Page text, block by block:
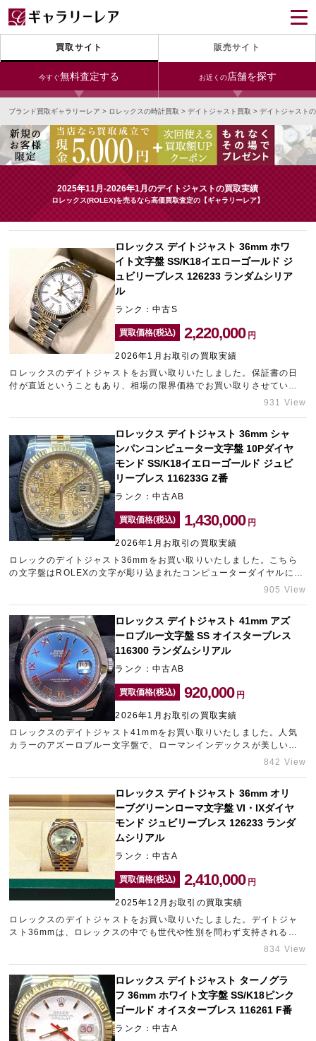
買取サイト 販売サイト
今すぐ無料査定する お近くの店舗を探す
今すぐLINE査定
24時間受付（対応時間10:00～19:00）
宅配買取を申し込む
無料の宅配キットをお届けします
今すぐ電話査定
受付時間 10:00～19:00
銀座本店 青山表参道店 新宿東口店
小田急新宿店
心斎橋本店 東心斎橋店 梅田店
なんば店 神戸元町(三宮)店 LAB大阪
中野ブロードウェイ
宅配買取を申し込む
無料の宅配キットをお届けします
ブランド買取ギャラリーレア > ロレックスの時計買取 > デイトジャスト買取 > デイトジャスト
2025年11月-2026年1月のデイトジャストの買取実績
ロレックス(ROLEX)を売るなら高価買取査定の【ギャラリーレア】
ロレックス デイトジャスト 36mm ホワ
イト文字盤 SS/K18イエローゴールド ジ
ュビリーブレス 126233 ランダムシリア
ル
ランク：中古S
買取価格(税込) 2,220,000 円
2026年1月お取引の買取実績
ロレックスのデイトジャストをお買い取りいたしました。保証書の日
付が直近ということもあり、相場の限界価格でお買い取りさせていた
だくことができました。ロレックスの売却なら、梅田エリアのブラン
931 View
ロレックス デイトジャスト 36mm シャ
ンパンコンピューター文字盤 10Pダイヤ
モンド SS/K18イエローゴールド ジュビ
リーブレス 116233G Z番
ランク：中古AB
買取価格(税込) 1,430,000 円
2026年1月お取引の買取実績
ロレックのデイトジャスト36mmをお買い取りいたしました。こちら
の文字盤はROLEXの文字が彫り込まれたコンピューターダイヤルに、
10Pダイヤモンドを配した高級感溢れる人気モデルです。お客様にも
ーン中野ブロードウェイ」をご利用ください。
905 View
ロレックス デイトジャスト 41mm アズ
ーロブルー文字盤 SS オイスターブレス
116300 ランダムシリアル
ランク：中古AB
買取価格(税込) 920,000 円
2026年1月お取引の買取実績
ロレックスのデイトジャスト41mmをお買い取りいたしました。人気
カラーのアズーロブルー文字盤で、ローマンインデックスが美しい人
気モデルです。需要の高い時計でしたので、精一杯の金額をご提示さ
ェイ」までご相談ください。
842 View
ロレックス デイトジャスト 36mm オリ
ーブグリーンローマ文字盤 VI・IXダイヤ
モンド ジュビリーブレス 126233 ランダ
ムシリアル
ランク：中古A
買取価格(税込) 2,410,000 円
2025年12月お取引の買取実績
ロレックスのデイトジャストをお買い取りいたしました。デイトジャ
スト36mmは、ロレックスの中でも世代や性別を問わず支持される定
番モデルで、特にジュビリーブレスは安定した需要があります。オリ
も人気です。今回のお品物は、ケースやブレスの状態が非常に良く、
目立つ傷もほとんど見られませんでした。機械の状態も安定してお
り、再販時に安心してご案内できる点が高い査定額のポイントとなり
ました。デイトジャストは相場が崩れにくく、特に個性のある文字盤
は中古市場で差別化ができるため、高水準な買取価格のご提示が可能
834 View
ロレックス デイトジャスト ターノグラ
フ 36mm ホワイト文字盤 SS/K18ピンク
ゴールド オイスターブレス 116261 F番
ランク：中古A